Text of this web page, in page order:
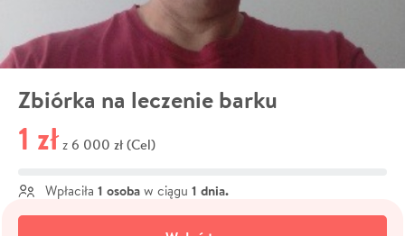
Zbiórka na leczenie barku
1 zł z 6 000 zł (Cel)
Wpłaciła 1 osoba w ciągu 1 dnia.